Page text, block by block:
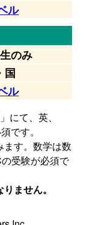
ル
のみ
国
ル
にて、英、
です。
す。数学は数
受験が必須で
ません。